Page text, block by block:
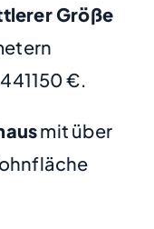
Größe
€.
mit über